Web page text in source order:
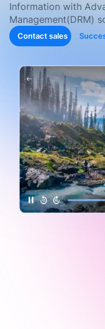
Information with
Management(DRM)
Contact sales